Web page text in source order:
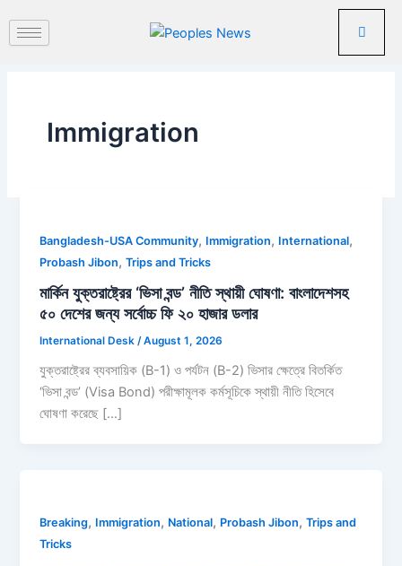
Immigration
Bangladesh-USA Community, Immigration, International,
Probash Jibon,Trips and Tricks
মার্কিন যুক্তরাষ্ট্রের ‘ভিসা বন্ড’ নীতি স্থায়ী ঘোষণা: বাংলাদেশসহ
৫০ দেশের জন্য সর্বোচ্চ ফি ২০ হাজার ডলার
International Desk/August 1, 2026
যুক্তরাষ্ট্রের ব্যবসায়িক (B-1) ও পর্যটন (B-2) ভিসার ক্ষেত্রে বিতর্কিত
‘ভিসা বন্ড’ (Visa Bond) পরীক্ষামূলক কর্মসূচিকে স্থায়ী নীতি হিসেবে
ঘোষণা করেছে […]
Breaking, Immigration, National, Probash Jibon,Trips and
Tricks